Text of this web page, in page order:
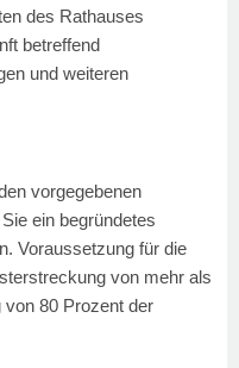
des Rathauses
betreffend
und weiteren
vorgegebenen
ein begründetes
Voraussetzung für die
von mehr als
80 Prozent der